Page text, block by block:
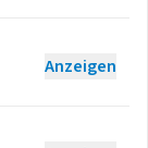
Anzeigen